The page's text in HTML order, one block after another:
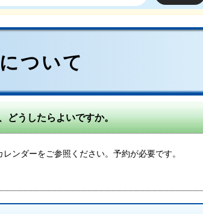
ついて
どうしたらよいですか。
ンダーをご参照ください。予約が必要です。